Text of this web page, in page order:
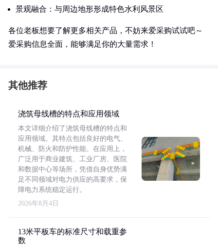
景观融合：与周边地形形成特色水利风景区
各位老板想要了解更多相关产品，不妨来爱采购试试吧～
爱采购信息全面，能够满足你的大量需求！
其他推荐
浇筑母线槽的特点和应用领域
本文详细介绍了浇筑母线槽的特点和
应用领域。其特点包括良好的电气、
机械、防火和防护性能。在应用上，
广泛用于商业建筑、工业厂房、医院
和数据中心等场所，凭借自身优势满
足不同领域对电力供应的高要求，保
障电力系统稳定运行。
2026年8月4日
13米平板车的标准尺寸和载重参
数